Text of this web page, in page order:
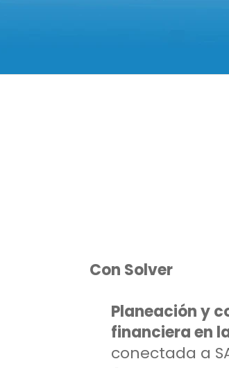
Planeación y
financiera en
conectada a
Con Solver